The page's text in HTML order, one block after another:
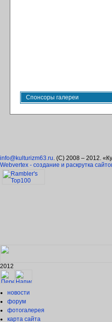
Спонсоры галереи
info@kulturizm63.ru. (C) 2008 – 2012.
Webvertex - создание и раскрутка
2012
новости
форум
фотогалерея
карта сайта